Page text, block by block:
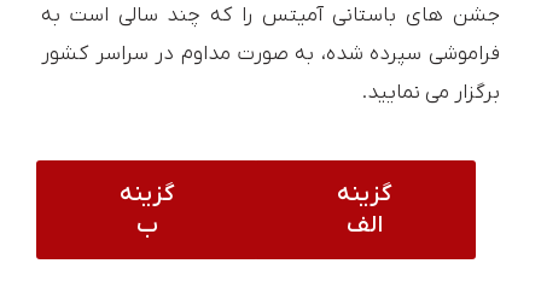
جشن های باستانی آمیتس را که چند سالی است به
فراموشی سپرده شده، به صورت مداوم در سراسر کشور
برگزار می نمایید.
گزینه
الف
گزینه
ب